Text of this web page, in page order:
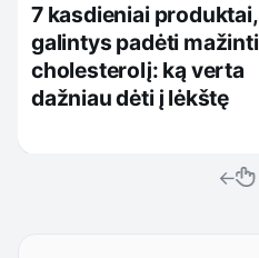
7 kasdieniai produktai,
galintys padėti mažinti
cholesterolį: ką verta
dažniau dėti į lėkštę
←